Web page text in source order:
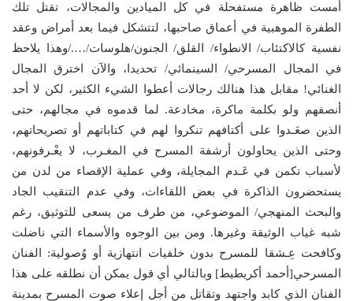
أمست ظاهرة مستفحلة في كل الميادين والمجالات، تقتل تلك
الطفرة الموهبية في أعماق صاحبها، لتتشكل فيما بعد أمراض وعقد
نفسية كالاكتئاب/ الانطواء/ القلق/ الجنون/هلوسات/…./وهذا يلاحظ
في المجال المسرحي/ السينمائي/ تحديدا، والآن اخترق المجال
الغنائي! مقابل هذا هنالك رجالات أعطوا الشيء الكثير، لكن لا أحد
أنصفهم ولو بكلمة ماكرة، مخادعة. لما قدموه في مجالهم، حتى
الذين صعَـدوا على أكتافهم تنكروا لهم في كتاباتهم أو تصريحاتهم،
وحتى الذين يحاولون أرشفة المسرح في المغـرب، لا يعْـرفونهم،
لأسباب تكمن في عَـدم المجايلة، وفي عملية الإقصاء من لدن من
يستحضرون الذاكرة في بعض اللقاءات، وفي عدم التنقيب الجاد
والبحث المنهجي/ الموضوعي، من طرف من يسعى للتوثيق، رغم
شبه غياب الوثيقة وغيرها. ومن بين الوجوه والأسماء التي ناضلت
وكافحت عِـشقا للمسرح بدون خلفيات انتهازية أو وُصولية: الفنان
المسرحي[أحمد أكريطيط] وبالتالي أي قول يمكن أن نطلقه على هذا
الفنان الذي كابد واجتهد وتقاتل من أجل إعلاء صوت المسرح بمدينة